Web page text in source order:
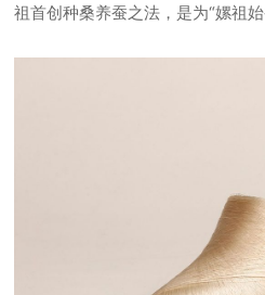
祖首创种桑养蚕之法，是为“嫘祖